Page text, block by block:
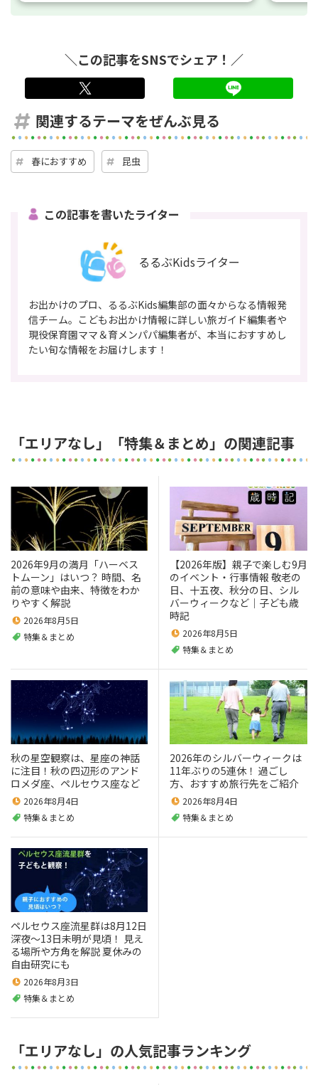
＼この記事をSNSでシェア！／
関連するテーマをぜんぶ見る
春におすすめ 昆虫
この記事を書いたライター
るるぶKidsライター
お出かけのプロ、るるぶKids編集部の面々からなる情報発
信チーム。こどもお出かけ情報に詳しい旅ガイド編集者や
現役保育園ママ＆育メンパパ編集者が、本当におすすめし
たい旬な情報をお届けします！
「エリアなし」「特集＆まとめ」の関連記事
2026年9月の満月「ハーベス
トムーン」はいつ？ 時間、名
前の意味や由来、特徴をわか
りやすく解説
2026年8月5日
特集＆まとめ
【2026年版】親子で楽しむ9月
のイベント・行事情報 敬老の
日、十五夜、秋分の日、シル
バーウィークなど｜子ども歳
時記
2026年8月5日
特集＆まとめ
秋の星空観察は、星座の神話
に注目！秋の四辺形のアンド
ロメダ座、ペルセウス座など
2026年8月4日
特集＆まとめ
2026年のシルバーウィークは
11年ぶりの5連休！ 過ごし
方、おすすめ旅行先をご紹介
2026年8月4日
特集＆まとめ
ペルセウス座流星群は8月12日
深夜～13日未明が見頃！ 見え
る場所や方角を解説 夏休みの
自由研究にも
2026年8月3日
特集＆まとめ
「エリアなし」の人気記事ランキング